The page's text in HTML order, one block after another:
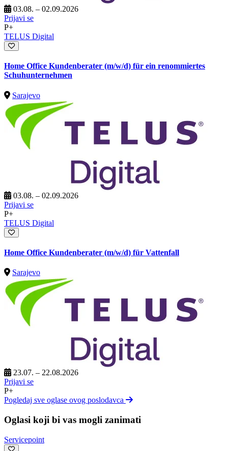
03.08. – 02.09.2026
Prijavi se
P+
TELUS Digital
Home Office Kundenberater (m/w/d) für ein renommiertes
Schuhunternehmen
Sarajevo
03.08. – 02.09.2026
Prijavi se
P+
TELUS Digital
Home Office Kundenberater (m/w/d) für Vattenfall
Sarajevo
23.07. – 22.08.2026
Prijavi se
P+
Pogledaj sve oglase ovog poslodavca
Oglasi koji bi vas mogli zanimati
Servicepoint